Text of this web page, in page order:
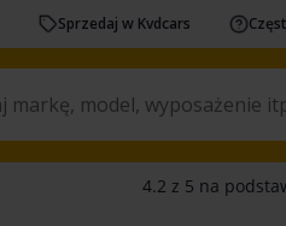
Sprzedaj w Kvdcars